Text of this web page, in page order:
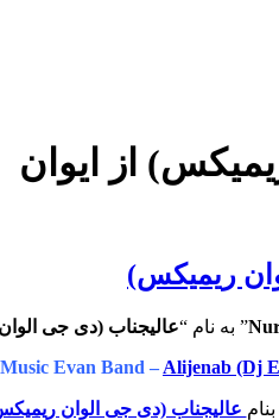
از ایوان
” به نام “عالیجناب (دی جی
Evan Band – Alijenab (Dj
بنام عالیجناب (دی جی الوان